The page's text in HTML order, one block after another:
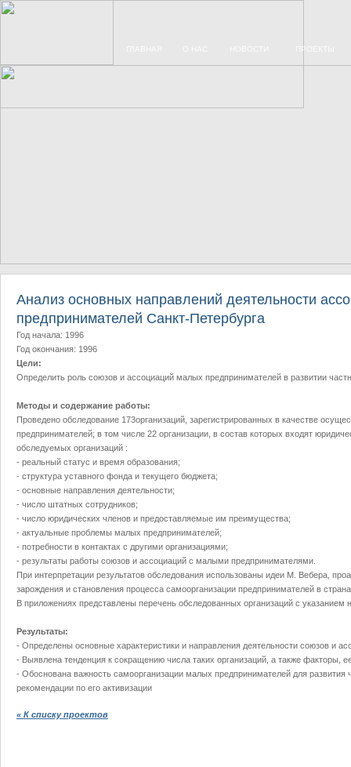
ПРОЕКТЫ
Анализ основных направлений деятельности
предпринимателей Санкт-Петербурга
Год начала: 1996
Год окончания: 1996
Цели:
Определить роль союзов и ассоциаций малых предпринимателей в развитии
Методы и содержание работы:
Проведено обследование 173организаций, зарегистрированных в качестве
предпринимателей; в том числе 22 организации, в состав которых входят
обследуемых организаций :
- реальный статус и время образования;
- структура уставного фонда и текущего бюджета;
- основные направления деятельности;
- число штатных сотрудников;
- число юридических членов и предоставляемые им преимущества;
- актуальные проблемы малых предпринимателей;
- потребности в контактах с другими организациями;
- результаты работы союзов и ассоциаций с малыми предпринимателями.
При интерпретации результатов обследования использованы идеи М. Вебера,
зарождения и становления процесса самоорганизации предпринимателей в
В приложениях представлены перечень обследованных организаций с указанием
Результаты:
- Определены основные характеристики и направления деятельности союзов и
- Выявлена тенденция к сокращению числа таких организаций, а также факторы,
- Обоснована важность самоорганизации малых предпринимателей для развития
рекомендации по его активизации
« К списку проектов